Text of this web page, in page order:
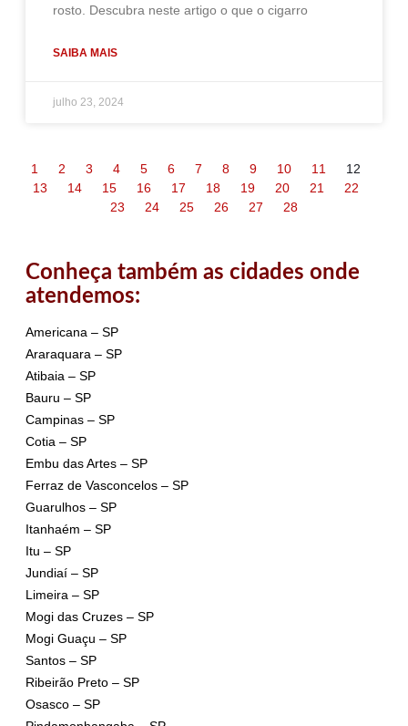
rosto. Descubra neste artigo o que o cigarro
SAIBA MAIS
julho 23, 2024
1 2 3 4 5 6 7 8 9 10 11
12
13
14 15 16 17 18 19 20 21
22
23
24 25 26 27 28
Conheça também as cidades onde
atendemos:
Americana – SP
Araraquara – SP
Atibaia – SP
Bauru – SP
Campinas – SP
Cotia – SP
Embu das Artes – SP
Ferraz de Vasconcelos – SP
Guarulhos – SP
Itanhaém – SP
Itu – SP
Jundiaí – SP
Limeira – SP
Mogi das Cruzes – SP
Mogi Guaçu – SP
Santos – SP
Ribeirão Preto – SP
Osasco – SP